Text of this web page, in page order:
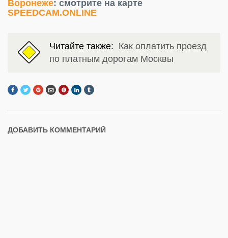
Воронеже: смотрите на карте
SPEEDCAM.ONLINE
Читайте также: Как оплатить проезд
по платным дорогам Москвы
ДОБАВИТЬ КОММЕНТАРИЙ